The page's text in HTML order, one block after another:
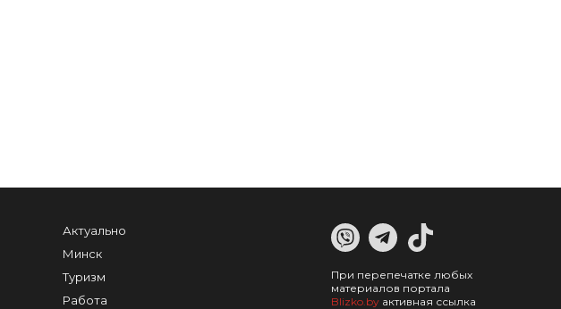
Актуально
Минск
Туризм
Работа
При перепечатке любых
материалов портала
Blizko.by активная ссылка